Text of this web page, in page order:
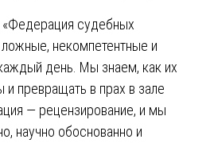
судебных
некомпетентные и
день. Мы знаем, как их
и превращать в прах в зале
— рецензирование, и мы
научно обоснованно и